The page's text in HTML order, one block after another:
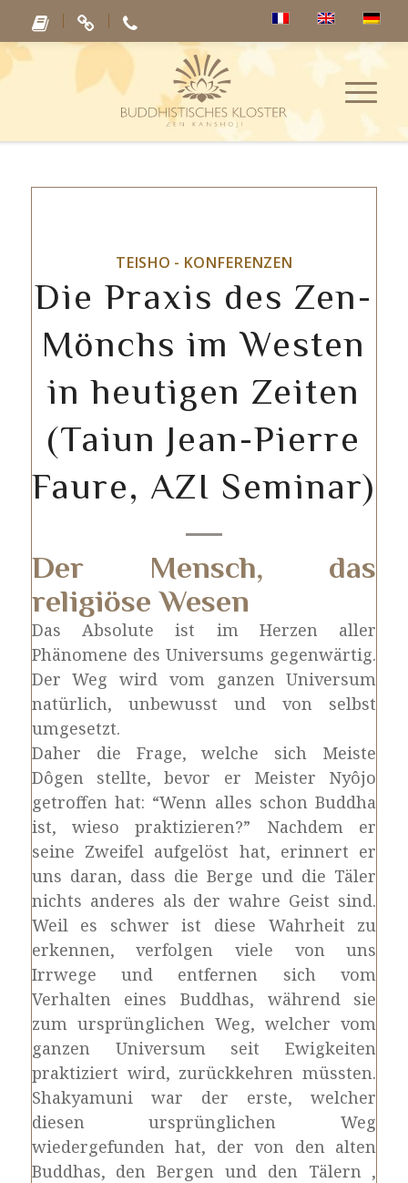
TEISHO - KONFERENZEN
Die Praxis des Zen-
Mönchs im Westen
in heutigen Zeiten
(Taiun Jean-Pierre
Faure, AZI Seminar)
Der Mensch, das
religiöse Wesen
Das Absolute ist im Herzen aller
Phänomene des Universums gegenwärtig.
Der Weg wird vom ganzen Universum
natürlich, unbewusst und von selbst
umgesetzt.
Daher die Frage, welche sich Meiste
Dôgen stellte, bevor er Meister Nyôjo
getroffen hat: “Wenn alles schon Buddha
ist, wieso praktizieren?” Nachdem er
seine Zweifel aufgelöst hat, erinnert er
uns daran, dass die Berge und die Täler
nichts anderes als der wahre Geist sind.
Weil es schwer ist diese Wahrheit zu
erkennen, verfolgen viele von uns
Irrwege und entfernen sich vom
Verhalten eines Buddhas, während sie
zum ursprünglichen Weg, welcher vom
ganzen Universum seit Ewigkeiten
praktiziert wird, zurückkehren müssten.
Shakyamuni war der erste, welcher
diesen ursprünglichen Weg
wiedergefunden hat, der von den alten
Buddhas, den Bergen und den Tälern ,